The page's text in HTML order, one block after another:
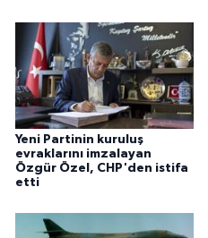
Yeni Partinin kuruluş
evraklarını imzalayan
Özgür Özel, CHP'den istifa
etti